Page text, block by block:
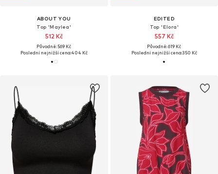
ABOUT YOU
Top 'Maylea'
512 Kč
Původně: 569 Kč
Poslední nejnižší cena:404 Kč
EDITED
Top 'Elora'
557 Kč
Původně: 619 Kč
Poslední nejnižší cena:350 Kč